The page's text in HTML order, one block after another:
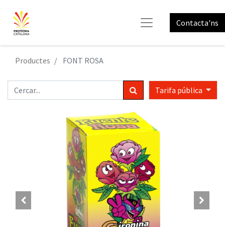
Contacta'ns
Productes FONT ROSA
Tarifa pública